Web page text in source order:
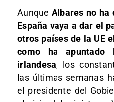
Aunque Albares no ha
España vaya a dar el
otros países de la UE
como ha apuntado
irlandesa, los
las últimas semanas
el presidente del